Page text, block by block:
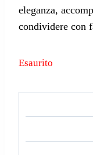
eleganza,
condividere con
Esaurito